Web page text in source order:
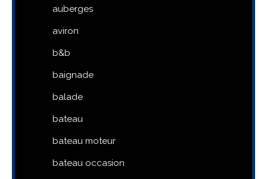
auberges
aviron
b&b
baignade
balade
bateau
bateau moteur
bateau occasion